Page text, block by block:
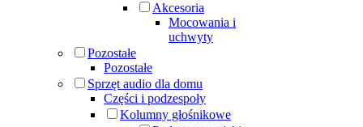
Akcesoria
Mocowania i
uchwyty
Pozostałe
Pozostałe
Sprzęt audio dla domu
Części i podzespoły
Kolumny głośnikowe